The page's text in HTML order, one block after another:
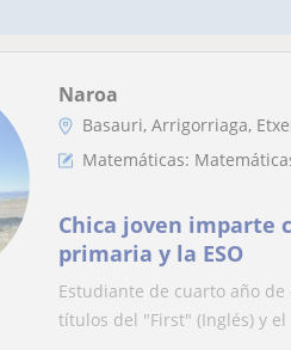
Naroa
Basauri, Arrigorriaga,
Matemáticas:
Chica joven imparte
primaria y la ESO
Estudiante de cuarto año
títulos del "First" (Inglés) y el